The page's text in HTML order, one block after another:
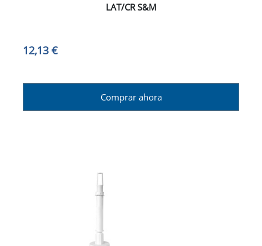
LAT/CR S&M
12,13 €
Comprar ahora